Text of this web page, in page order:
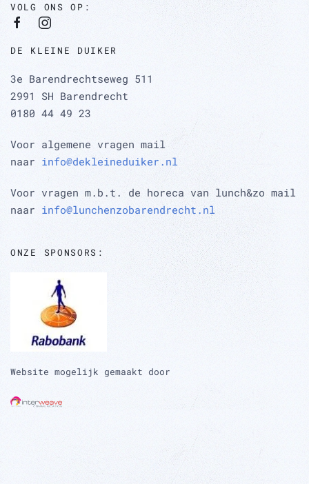
VOLG ONS OP:
DE KLEINE DUIKER
3e Barendrechtseweg 511
2991 SH Barendrecht
0180 44 49 23
Voor algemene vragen mail
naar info@dekleineduiker.nl
Voor vragen m.b.t. de horeca van lunch&zo mail
naar info@lunchenzobarendrecht.nl
ONZE SPONSORS:
Website mogelijk gemaakt door